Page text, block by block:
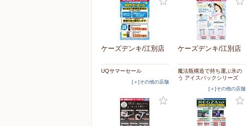
ケーズデンキ/江別店
UQサマーセール
[＋]その他の店舗
ケーズデンキ/江別店
魔法瓶構造で持ち運ぶ氷の
う アイスパックシリーズ
[＋]その他の店舗